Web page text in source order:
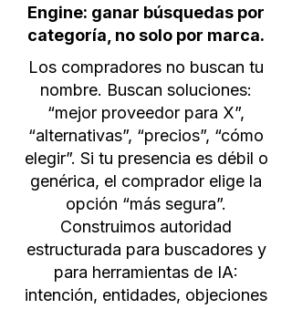
Engine: ganar búsquedas por
categoría, no solo por marca.
Los compradores no buscan tu
nombre. Buscan soluciones:
“mejor proveedor para X”,
“alternativas”, “precios”, “cómo
elegir”. Si tu presencia es débil o
genérica, el comprador elige la
opción “más segura”.
Construimos autoridad
estructurada para buscadores y
para herramientas de IA:
intención, entidades, objeciones